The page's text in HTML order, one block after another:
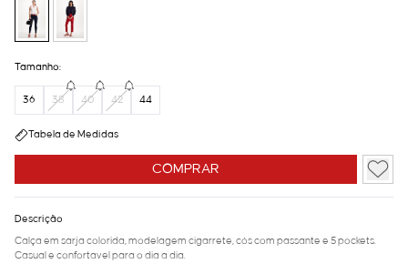
COMPRAR
Tamanho:
36 38 40 42 44
Tabela de Medidas
Descrição
Calça em sarja colorida, modelagem cigarrete, cós com passante e 5 pockets.
Casual e confortavel para o dia a dia.